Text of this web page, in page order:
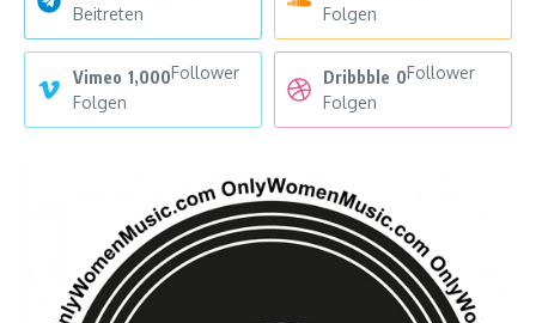
Beitreten
Folgen
Vimeo 1,000Follower
Folgen
Dribbble 0Follower
Folgen